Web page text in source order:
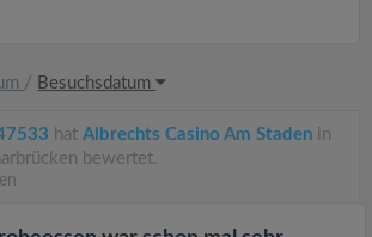
/ Besuchsdatum
hat Albrechts Casino Am Staden in
bewertet.